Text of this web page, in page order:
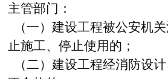
主管部门：
（一）建设工程被公安机
止施工、停止使用的；
（二）建设工程经消防设